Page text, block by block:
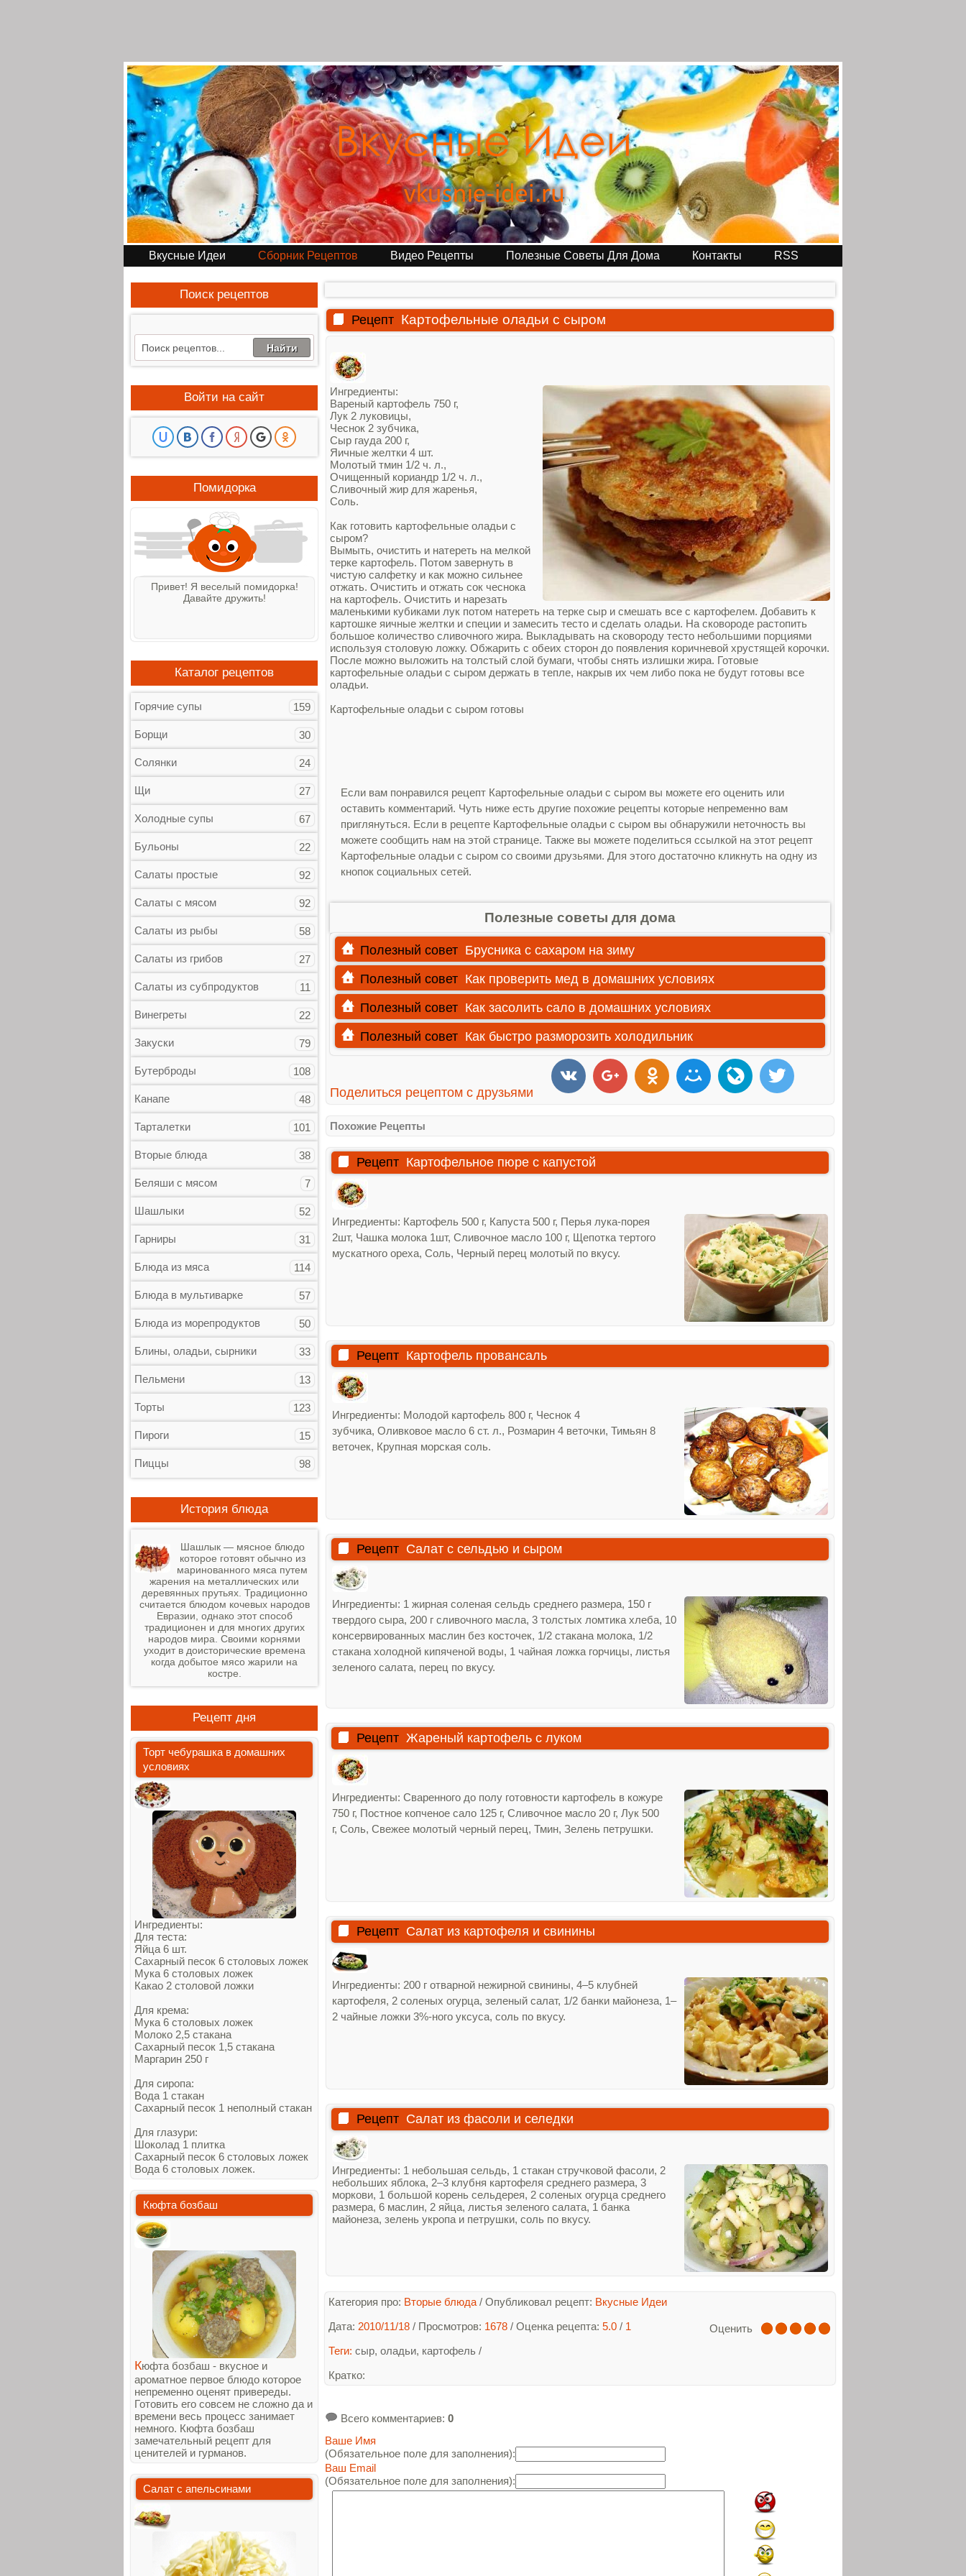
Вкусные Идеи Сборник Рецептов Видео Рецепты Полезные Советы Для Дома Контакты RSS
Рецепт Картофельные оладьи с сыром
Ингредиенты:
Вареный картофель 750 г,
Лук 2 луковицы,
Чеснок 2 зубчика,
Сыр гауда 200 г,
Яичные желтки 4 шт.
Молотый тмин 1/2 ч. л.,
Очищенный кориандр 1/2 ч. л.,
Сливочный жир для жаренья,
Соль.
Как готовить картофельные оладьи с
сыром?
Вымыть, очистить и натереть на мелкой
терке картофель. Потом завернуть в
чистую салфетку и как можно сильнее
отжать. Очистить и отжать сок чеснока
на картофель. Очистить и нарезать
маленькими кубиками лук потом натереть на терке сыр и смешать все с картофелем. Добавить к
картошке яичные желтки и специи и замесить тесто и сделать оладьи. На сковороде растопить
большое количество сливочного жира. Выкладывать на сковороду тесто небольшими порциями
используя столовую ложку. Обжарить с обеих сторон до появления коричневой хрустящей корочки.
После можно выложить на толстый слой бумаги, чтобы снять излишки жира. Готовые
картофельные оладьи с сыром держать в тепле, накрыв их чем либо пока не будут готовы все
оладьи.
Картофельные оладьи с сыром готовы
Если вам понравился рецепт Картофельные оладьи с сыром вы можете его оценить или
оставить комментарий. Чуть ниже есть другие похожие рецепты которые непременно вам
приглянуться. Если в рецепте Картофельные оладьи с сыром вы обнаружили неточность вы
можете сообщить нам на этой странице. Также вы можете поделиться ссылкой на этот рецепт
Картофельные оладьи с сыром со своими друзьями. Для этого достаточно кликнуть на одну из
кнопок социальных сетей.
Полезные советы для дома
Полезный совет Брусника с сахаром на зиму
Полезный совет Как проверить мед в домашних условиях
Полезный совет Как засолить сало в домашних условиях
Полезный совет Как быстро разморозить холодильник
Поделиться рецептом с друзьями
Похожие Рецепты
Рецепт Картофельное пюре с капустой
Ингредиенты: Картофель 500 г, Капуста 500 г, Перья лука-порея
2шт, Чашка молока 1шт, Сливочное масло 100 г, Щепотка тертого
мускатного ореха, Соль, Черный перец молотый по вкусу.
Рецепт Картофель провансаль
Ингредиенты: Молодой картофель 800 г, Чеснок 4
зубчика, Оливковое масло 6 ст. л., Розмарин 4 веточки, Тимьян 8
веточек, Крупная морская соль.
Рецепт Салат с сельдью и сыром
Ингредиенты: 1 жирная соленая сельдь среднего размера, 150 г
твердого сыра, 200 г сливочного масла, 3 толстых ломтика хлеба, 10
консервированных маслин без косточек, 1/2 стакана молока, 1/2
стакана холодной кипяченой воды, 1 чайная ложка горчицы, листья
зеленого салата, перец по вкусу.
Рецепт Жареный картофель с луком
Ингредиенты: Сваренного до полу готовности картофель в кожуре
750 г, Постное копченое сало 125 г, Сливочное масло 20 г, Лук 500
г, Соль, Свежее молотый черный перец, Тмин, Зелень петрушки.
Рецепт Салат из картофеля и свинины
Ингредиенты: 200 г отварной нежирной свинины, 4–5 клубней
картофеля, 2 соленых огурца, зеленый салат, 1/2 банки майонеза, 1–
2 чайные ложки 3%‑ного уксуса, соль по вкусу.
Рецепт Салат из фасоли и селедки
Ингредиенты: 1 небольшая сельдь, 1 стакан стручковой фасоли, 2
небольших яблока, 2–3 клубня картофеля среднего размера, 3
моркови, 1 большой корень сельдерея, 2 соленых огурца среднего
размера, 6 маслин, 2 яйца, листья зеленого салата, 1 банка
майонеза, зелень укропа и петрушки, соль по вкусу.
Категория про: Вторые блюда / Опубликовал рецепт: Вкусные Идеи
Дата: 2010/11/18 / Просмотров: 1678 / Оценка рецепта: 5.0 / 1
Оценить
Теги: сыр, оладьи, картофель /
Кратко:
Всего комментариев: 0
Ваше Имя
(Обязательное поле для заполнения):
Ваш Email
(Обязательное поле для заполнения):
Поиск рецептов
Войти на сайт
Помидорка
Привет! Я веселый помидорка!
Давайте дружить!
Каталог рецептов
Горячие супы 159
Борщи 30
Солянки 24
Щи 27
Холодные супы 67
Бульоны 22
Салаты простые 92
Салаты с мясом 92
Салаты из рыбы 58
Салаты из грибов 27
Салаты из субпродуктов 11
Винегреты 22
Закуски 79
Бутерброды 108
Канапе 48
Тарталетки 101
Вторые блюда 38
Беляши с мясом 7
Шашлыки 52
Гарниры 31
Блюда из мяса 114
Блюда в мультиварке 57
Блюда из морепродуктов 50
Блины, оладьи, сырники 33
Пельмени 13
Торты 123
Пироги 15
Пиццы 98
История блюда
Шашлык — мясное блюдо
которое готовят обычно из
маринованного мяса путем
жарения на металлических или
деревянных прутьях. Традиционно
считается блюдом кочевых народов
Евразии, однако этот способ
традиционен и для многих других
народов мира. Своими корнями
уходит в доисторические времена
когда добытое мясо жарили на
костре.
Рецепт дня
Торт чебурашка в домашних
условиях
Ингредиенты:
Для теста:
Яйца 6 шт.
Сахарный песок 6 столовых ложек
Мука 6 столовых ложек
Какао 2 столовой ложки
Для крема:
Мука 6 столовых ложек
Молоко 2,5 стакана
Сахарный песок 1,5 стакана
Маргарин 250 г
Для сиропа:
Вода 1 стакан
Сахарный песок 1 неполный стакан
Для глазури:
Шоколад 1 плитка
Сахарный песок 6 столовых ложек
Вода 6 столовых ложек.
Кюфта бозбаш
Кюфта бозбаш - вкусное и
ароматное первое блюдо которое
непременно оценят привереды.
Готовить его совсем не сложно да и
времени весь процесс занимает
немного. Кюфта бозбаш
замечательный рецепт для
ценителей и гурманов.
Салат с апельсинами